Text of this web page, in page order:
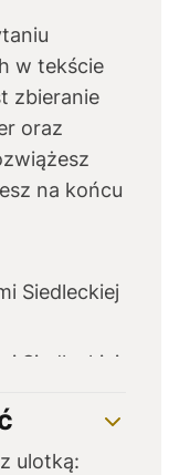
w tekście
zbieranie
oraz
na końcu
Siedleckiej
Siedleckiej
ulotką: